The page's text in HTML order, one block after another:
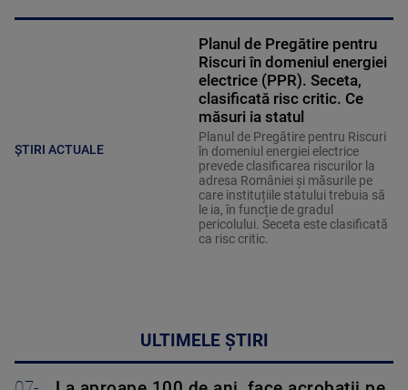
ȘTIRI ACTUALE
Planul de Pregătire pentru
Riscuri în domeniul energiei
electrice (PPR). Seceta,
clasificată risc critic. Ce
măsuri ia statul
Planul de Pregătire pentru Riscuri
în domeniul energiei electrice
prevede clasificarea riscurilor la
adresa României și măsurile pe
care instituțiile statului trebuia să
le ia, în funcție de gradul
pericolului. Seceta este clasificată
ca risc critic.
ULTIMELE ȘTIRI